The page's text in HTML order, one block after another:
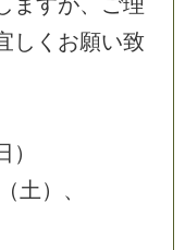
し く お願い致
）
（ 土 ） 、